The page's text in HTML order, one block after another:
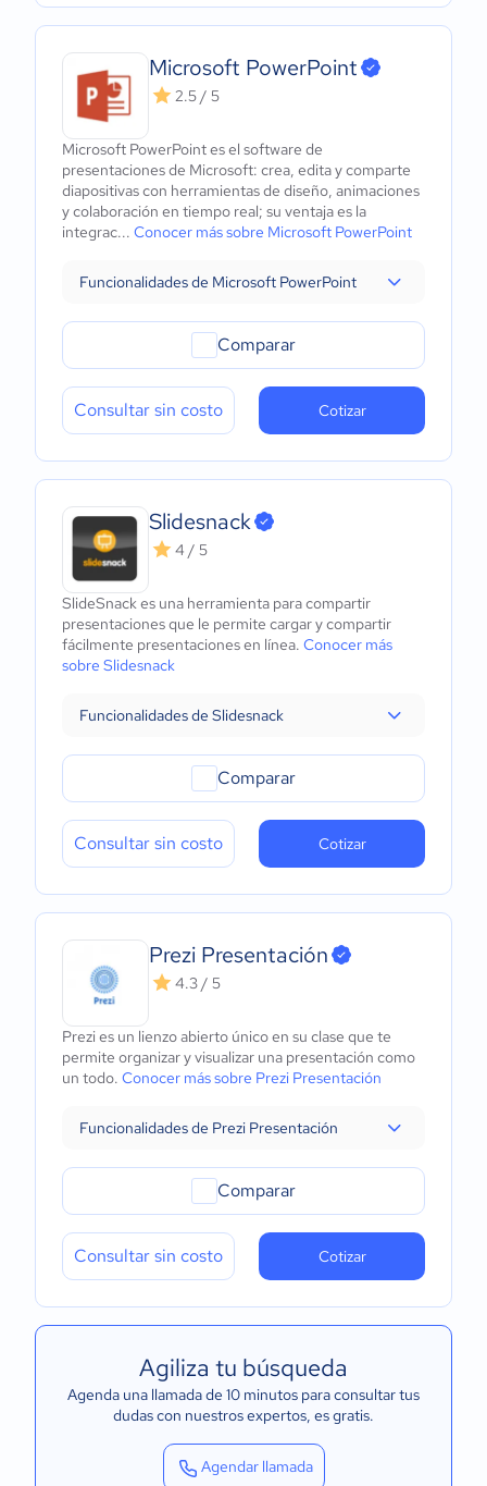
Microsoft PowerPoint
2.5 / 5
Microsoft PowerPoint es el software de
presentaciones de Microsoft: crea, edita y comparte
diapositivas con herramientas de diseño, animaciones
y colaboración en tiempo real; su ventaja es la
integrac... Conocer más sobre Microsoft PowerPoint
Funcionalidades de Microsoft PowerPoint
Comparar
Consultar sin costo Cotizar
Slidesnack
4 / 5
SlideSnack es una herramienta para compartir
presentaciones que le permite cargar y compartir
fácilmente presentaciones en línea. Conocer más
sobre Slidesnack
Funcionalidades de Slidesnack
Comparar
Consultar sin costo Cotizar
Prezi Presentación
4.3 / 5
Prezi es un lienzo abierto único en su clase que te
permite organizar y visualizar una presentación como
un todo. Conocer más sobre Prezi Presentación
Funcionalidades de Prezi Presentación
Comparar
Consultar sin costo Cotizar
Agiliza tu búsqueda
Agenda una llamada de 10 minutos para consultar tus
dudas con nuestros expertos, es gratis.
Agendar llamada